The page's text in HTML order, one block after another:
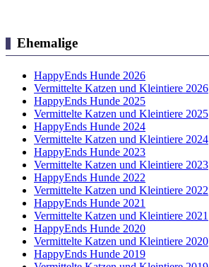
Ehemalige
HappyEnds Hunde 2026
Vermittelte Katzen und Kleintiere 2026
HappyEnds Hunde 2025
Vermittelte Katzen und Kleintiere 2025
HappyEnds Hunde 2024
Vermittelte Katzen und Kleintiere 2024
HappyEnds Hunde 2023
Vermittelte Katzen und Kleintiere 2023
HappyEnds Hunde 2022
Vermittelte Katzen und Kleintiere 2022
HappyEnds Hunde 2021
Vermittelte Katzen und Kleintiere 2021
HappyEnds Hunde 2020
Vermittelte Katzen und Kleintiere 2020
HappyEnds Hunde 2019